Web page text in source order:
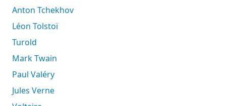
Anton Tchekhov
Léon Tolstoï
Turold
Mark Twain
Paul Valéry
Jules Verne